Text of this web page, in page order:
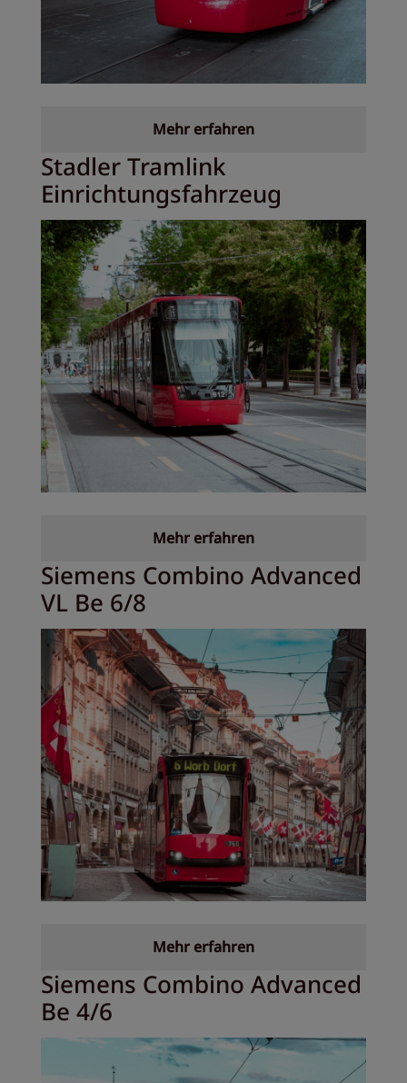
Mehr erfahren
Stadler Tramlink
Einrichtungsfahrzeug
Mehr erfahren
Siemens Combino Advanced
VL Be 6/8
Mehr erfahren
Siemens Combino Advanced
Be 4/6